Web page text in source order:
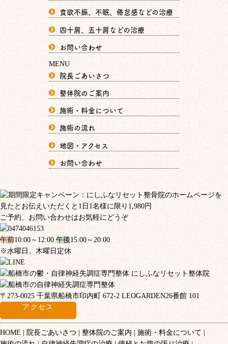
食欲不振、不眠、倦怠感などの治療
四十肩、五十肩などの治療
お問い合わせ
MENU
院長ごあいさつ
整体院のご案内
施術・料金について
施術の流れ
地図・アクセス
お問い合わせ
ご予約、お問い合わせはお気軽にどうぞ
午前10:00～12:00 午後15:00～20:00
※水曜日、木曜日定休
〒273-0025 千葉県船橋市印内町 672-2 LEOGARDEN26番館 101
アクセス
HOME 院長ごあいさつ 整体院のご案内
施術・料金について